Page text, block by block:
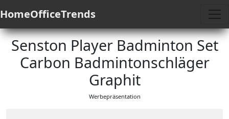
HomeOfficeTrends
Senston Player Badminton Set
Carbon Badmintonschläger
Graphit
Werbepräsentation